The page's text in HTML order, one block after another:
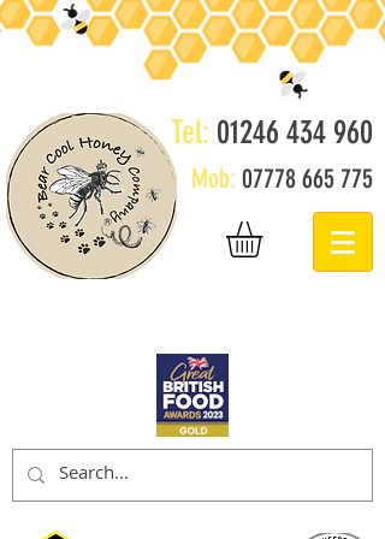
Tel: 01246 434 960
Mob: 07778 665 775